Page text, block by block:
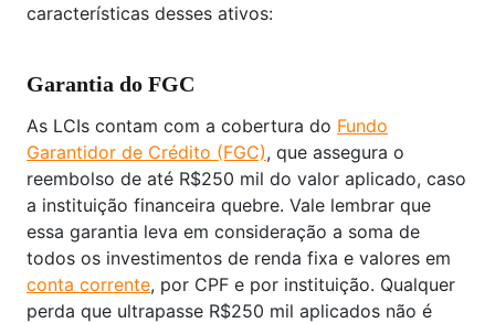
características desses ativos:
Garantia do FGC
As LCIs contam com a cobertura do Fundo
Garantidor de Crédito (FGC), que assegura o
reembolso de até R$250 mil do valor aplicado, caso
a instituição financeira quebre. Vale lembrar que
essa garantia leva em consideração a soma de
todos os investimentos de renda fixa e valores em
conta corrente, por CPF e por instituição. Qualquer
perda que ultrapasse R$250 mil aplicados não é